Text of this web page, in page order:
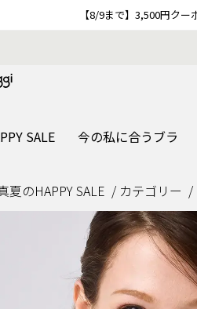
【8/9まで】3,500円ク
SALE 今の私に合うブラ
夏のHAPPY SALE カテゴリー